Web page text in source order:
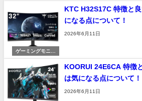
ゲーミングモニタ
ー
KTC H32S17C 特徴と
になる点について！
2026年6月11日
KOORUI 24E6CA 特徴
は気になる点について！
2026年6月11日